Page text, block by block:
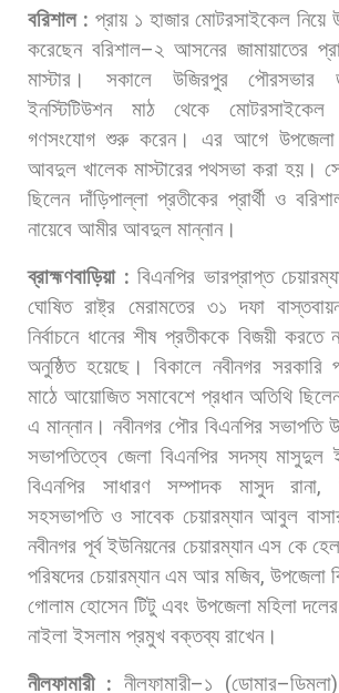
বরিশাল: প্রায় ১ হাজার মোটরসাইকেল নিয়ে
করেছেন বরিশাল–২ আসনের জামায়াতের
মাস্টার।
সকালে উজিরপুর পৌরসভার
ইনস্টিটিউশন
মাঠ থেকে মোটরসাইকেল
গণসংযোগ শুরু করেন। এর আগে উপজেলা
আবদুল খালেক মাস্টারের পথসভা করা হয়।
ছিলেন দাঁড়িপাল্লা প্রতীকের প্রার্থী ও
নায়েবে আমীর আবদুল মান্নান।
ব্রাহ্মণবাড়িয়া: বিএনপির ভারপ্রাপ্ত
ঘোষিত রাষ্ট্র মেরামতের ৩১ দফা
নির্বাচনে ধানের শীষ প্রতীককে বিজয়ী করতে
অনুষ্ঠিত হয়েছে। বিকালে নবীনগর সরকারি
মাঠে আয়োজিত সমাবেশে প্রধান অতিথি
এ মান্নান। নবীনগর পৌর বিএনপির সভাপতি
সভাপতিত্বে জেলা বিএনপির সদস্য মাসুদুল
বিএনপির
সাধারণ সম্পাদক মাসুদ রানা,
সহসভাপতি ও সাবেক চেয়ারম্যান আবুল
নবীনগর পূর্ব ইউনিয়নের চেয়ারম্যান এস কে
পরিষদের চেয়ারম্যান এম আর মজিব, উপজেলা
গোলাম হোসেন টিটু এবং উপজেলা মহিলা দলের
নাইলা ইসলাম প্রমুখ বক্তব্য রাখেন।
নীলফামারী: নীলফামারী–১ (ডোমার–ডিমলা)